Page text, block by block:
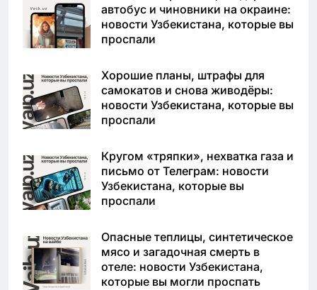
автобус и чиновники на окраине:
новости Узбекистана, которые вы
проспали
Хорошие планы, штрафы для
самокатов и снова живодёры:
новости Узбекистана, которые вы
проспали
Кругом «тряпки», нехватка газа и
письмо от Телеграм: новости
Узбекистана, которые вы
проспали
Опасные теплицы, синтетическое
мясо и загадочная смерть в
отеле: новости Узбекистана,
которые вы могли проспать